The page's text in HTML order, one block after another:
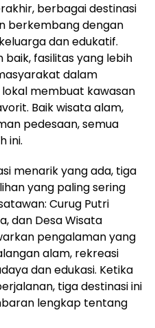
berbagai destinasi
berkembang dengan
dan edukatif.
baik, fasilitas yang lebih
dalam
membuat kawasan
Baik wisata alam,
pedesaan, semua
ini.
menarik yang ada, tiga
yang paling sering
Curug Putri
dan Desa Wisata
pengalaman yang
alam, rekreasi
dan edukasi. Ketika
tiga destinasi ini
lengkap tentang